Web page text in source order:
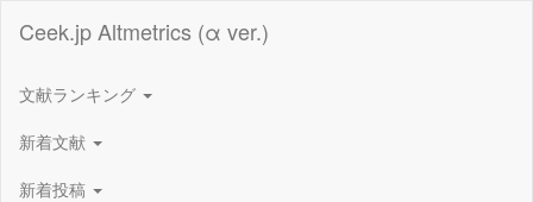
Ceek.jp Altmetrics (α ver.)
文献ランキング
新着文献
新着投稿